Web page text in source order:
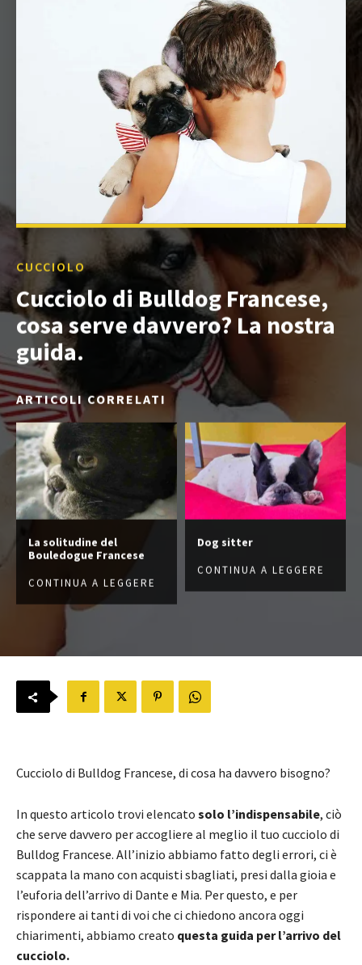
CUCCIOLO
Cucciolo di Bulldog Francese,
cosa serve davvero? La nostra
guida.
ARTICOLI CORRELATI
La solitudine del
Bouledogue Francese
CONTINUA A LEGGERE
Dog sitter
CONTINUA A LEGGERE
Cucciolo di Bulldog Francese, di cosa ha davvero bisogno?
In questo articolo trovi elencato solo l’indispensabile, ciò
che serve davvero per accogliere al meglio il tuo cucciolo di
Bulldog Francese. All’inizio abbiamo fatto degli errori, ci è
scappata la mano con acquisti sbagliati, presi dalla gioia e
l’euforia dell’arrivo di Dante e Mia. Per questo, e per
rispondere ai tanti di voi che ci chiedono ancora oggi
chiarimenti, abbiamo creato questa guida per l’arrivo del
cucciolo.